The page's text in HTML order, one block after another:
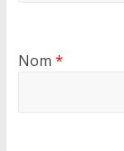
Nom *